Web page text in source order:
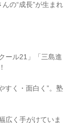
の“成長”が生まれ
ール21」「三島進
すく・面白く”。塾
広く手がけていま